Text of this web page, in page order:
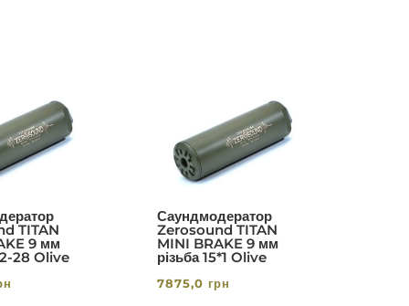
TITAN
9 мм
28 Olive
Саундмодератор
Zerosound TITAN
MINI BRAKE 9 мм
різьба 15*1 Olive
7875,0 грн